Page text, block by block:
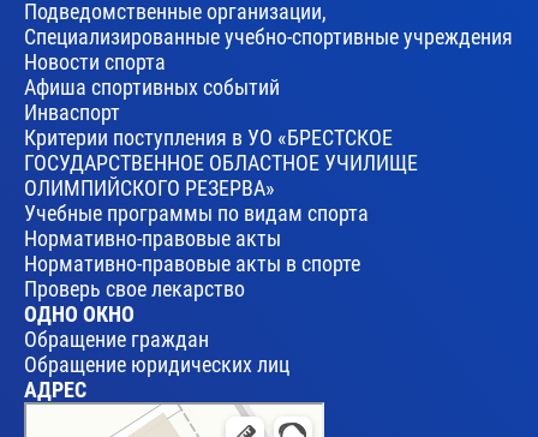
Подведомственные организации,
Специализированные учебно-спортивные учреждения
Новости спорта
Афиша спортивных событий
Инваспорт
Критерии поступления в УО «БРЕСТСКОЕ
ГОСУДАРСТВЕННОЕ ОБЛАСТНОЕ УЧИЛИЩЕ
ОЛИМПИЙСКОГО РЕЗЕРВА»
Учебные программы по видам спорта
Нормативно-правовые акты
Нормативно-правовые акты в спорте
Проверь свое лекарство
ОДНО ОКНО
Обращение граждан
Обращение юридических лиц
АДРЕС
Брест
Улица Леваневского, 17 — Яндекс Карты